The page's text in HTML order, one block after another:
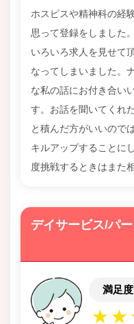
ホスピスや精神科の経
思って登録をしました
いろいろ求人を見せて
なってしまいました。
な私の話にお付き合い
す。お話を聞いてくれ
と積んだ方がいいので
キルアップすることに
度挑戦するときはまた
デイサービス/パー
満足